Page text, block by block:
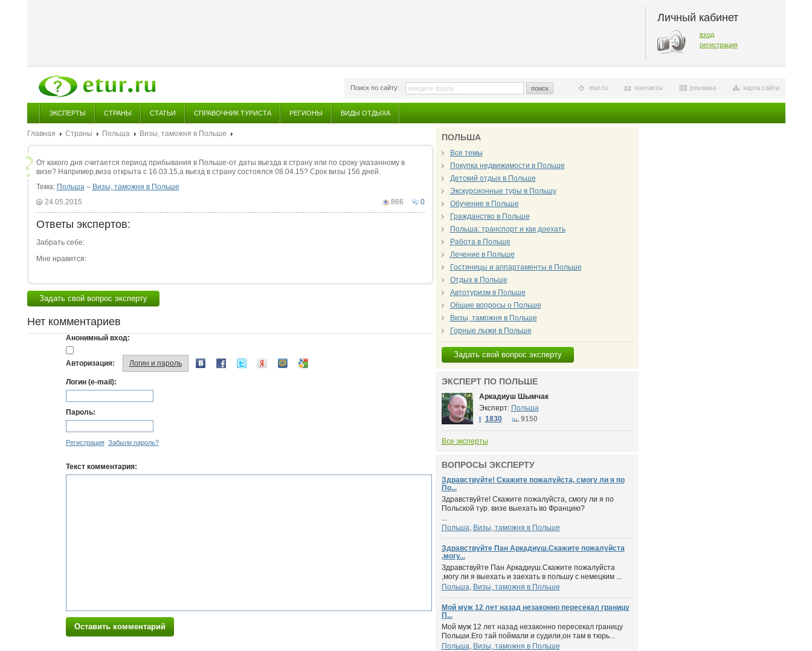
Личный кабинет
вход
регистрация
Поиск по сайту: поиск карта сайта
реклама
контакты
etur.ru
ЭКСПЕРТЫ СТРАНЫ СТАТЬИ СПРАВОЧНИК ТУРИСТА РЕГИОНЫ ВИДЫ ОТДЫХА
Главная Страны Польша Визы, таможня в Польше
От какого дня считается период прибывания в Польше-от даты вьезда в страну или по сроку указанному в
визе? Например,виза открыта с 16.03.15,а вьезд в страну состоялся 08.04.15? Срок визы 156 дней.
Тема: Польша– Визы, таможня в Польше
0
866
24.05.2015
Ответы экспертов:
Забрать себе:
Мне нравится:
Задать свой вопрос эксперту
Нет комментариев
Анонимный вход:
Авторизация: Логин и пароль
Логин (e-mail):
Пароль:
Регистрация Забыли пароль?
Текст комментария:
Оставить комментарий
ПОЛЬША
Все темы
Покупка недвижимости в Польше
Детский отдых в Польше
Экскурсионные туры в Польшу
Обучение в Польше
Гражданство в Польше
Польша: транспорт и как доехать
Работа в Польше
Лечение в Польше
Гостиницы и аппартаменты в Польше
Отдых в Польше
Автотуризм в Польше
Общие вопросы о Польше
Визы, таможня в Польше
Горные лыжи в Польше
Задать свой вопрос эксперту
ЭКСПЕРТ ПО ПОЛЬШЕ
Аркадиуш Шымчак
Эксперт: Польша
1830
9150
Все эксперты
ВОПРОСЫ ЭКСПЕРТУ
Здравствуйте! Скажите пожалуйста, смогу ли я по
По...
Здравствуйте! Скажите пожалуйста, смогу ли я по
Польской тур. визе выехать во Францию?
...
Польша, Визы, таможня в Польше
Здравствуйте Пан Аркадиуш.Скажите пожалуйста
,могу...
Здравствуйте Пан Аркадиуш.Скажите пожалуйста
,могу ли я выехать и заехать в польшу с немецким ...
Польша, Визы, таможня в Польше
Мой муж 12 лет назад незаконно пересекал границу
П...
Мой муж 12 лет назад незаконно пересекал границу
Польши.Его тай поймали и судили,он там в тюрь...
Польша, Визы, таможня в Польше